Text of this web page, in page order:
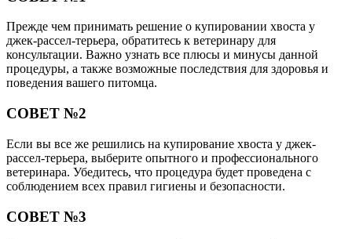
Прежде чем принимать решение о купировании хвоста у
джек-рассел-терьера, обратитесь к ветеринару для
консультации. Важно узнать все плюсы и минусы данной
процедуры, а также возможные последствия для здоровья и
поведения вашего питомца.
СОВЕТ №2
Если вы все же решились на купирование хвоста у джек-
рассел-терьера, выберите опытного и профессионального
ветеринара. Убедитесь, что процедура будет проведена с
соблюдением всех правил гигиены и безопасности.
СОВЕТ №3